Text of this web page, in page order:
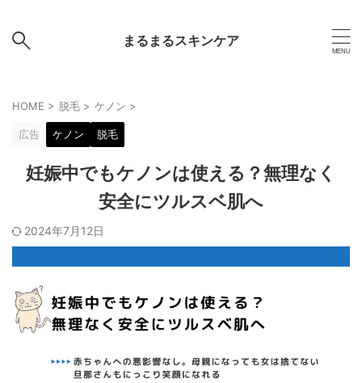
まるまるスキンケア
HOME > 脱毛 > ケノン >
広告 ケノン 脱毛
妊娠中でもケノンは使える？無理なく
安全にツルスベ肌へ
2024年7月12日